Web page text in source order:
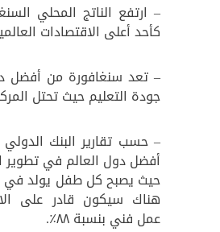
كأحد أعلى الاقتصادات
– تعد سنغافورة من أفضل
جودة التعليم حيث تحتل
– حسب تقارير البنك
أفضل دول العالم في تطوير
حيث يصبح كل طفل يولد في
هناك سيكون قادر على
عمل فني بنسبة ٨٨٪؜.